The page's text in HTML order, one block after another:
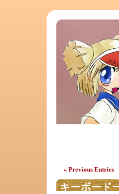
« Previous Entries
キーボード